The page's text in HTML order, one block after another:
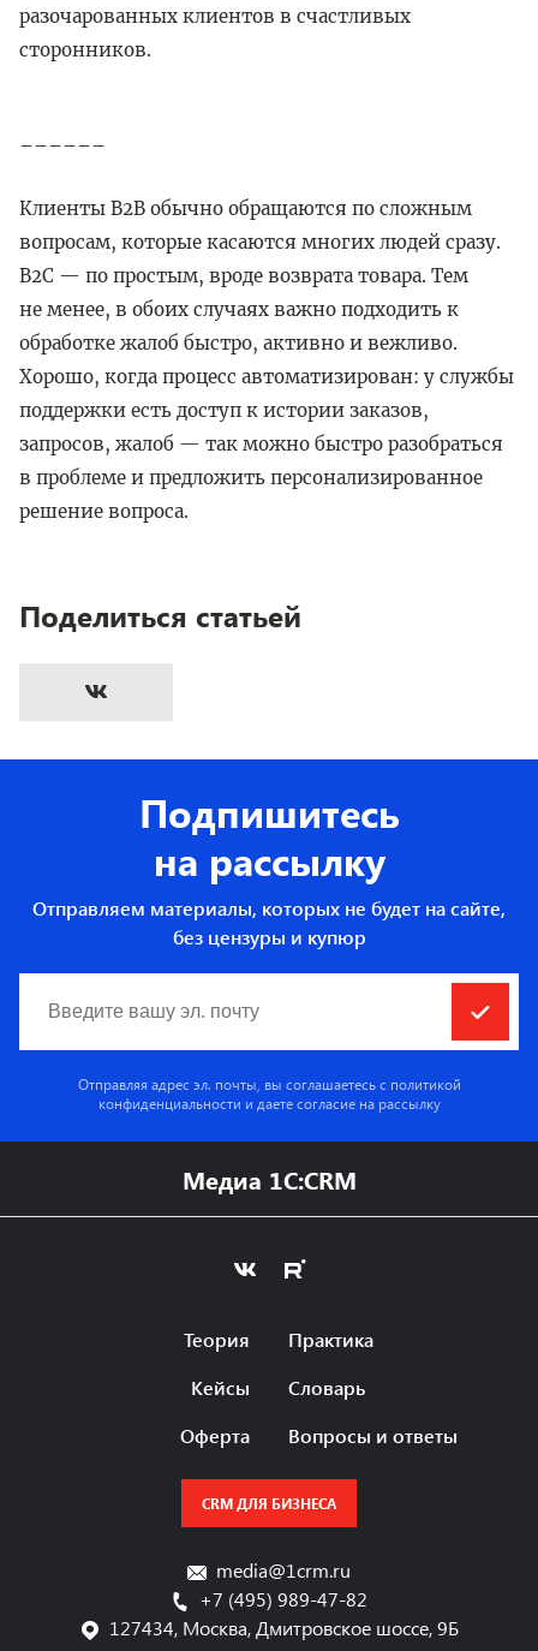
разочарованных клиентов в счастливых
сторонников.
––––––
Клиенты B2B обычно обращаются по сложным
вопросам, которые касаются многих людей сразу.
B2C — по простым, вроде возврата товара. Тем
не менее, в обоих случаях важно подходить к
обработке жалоб быстро, активно и вежливо.
Хорошо, когда процесс автоматизирован: у службы
поддержки есть доступ к истории заказов,
запросов, жалоб — так можно быстро разобраться
в проблеме и предложить персонализированное
решение вопроса.
Поделиться статьей
Подпишитесь
на рассылку
Отправляем материалы, которых не будет на сайте,
без цензуры и купюр
Отправляя адрес эл. почты, вы соглашаетесь с политикой
конфиденциальности и даете согласие на рассылку
Медиа 1C:CRM
CRM ДЛЯ БИЗНЕСА
media@1crm.ru
+7 (495) 989-47-82
127434, Москва, Дмитровское шоссе, 9Б
Теория
Практика
Кейсы
Словарь
Оферта
Вопросы и ответы